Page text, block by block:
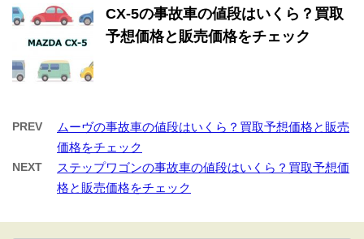
CX-5の事故車の値段はいくら？買取
予想価格と販売価格をチェック
PREV
ムーヴの事故車の値段はいくら？買取予想価格と販売
価格をチェック
NEXT
ステップワゴンの事故車の値段はいくら？買取予想価
格と販売価格をチェック